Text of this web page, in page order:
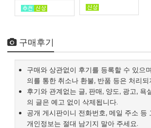
구매후기
구매와 상관없이 후기를 등록할 수 있으
의를 통한 취소나 환불, 반품 등은 처리되
후기와 관계없는 글, 판매, 양도, 광고, 욕
의 글은 예고 없이 삭제됩니다.
공개 게시판이니 전화번호, 메일 주소 등
개인정보는 절대 남기지 말아 주세요.